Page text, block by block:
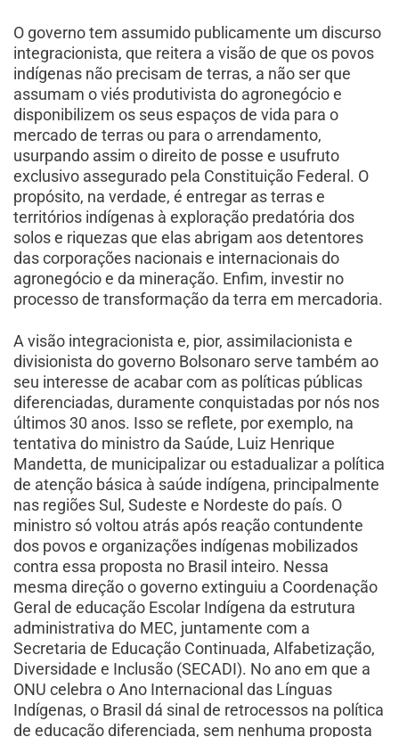
O governo tem assumido publicamente um discurso
integracionista, que reitera a visão de que os povos
indígenas não precisam de terras, a não ser que
assumam o viés produtivista do agronegócio e
disponibilizem os seus espaços de vida para o
mercado de terras ou para o arrendamento,
usurpando assim o direito de posse e usufruto
exclusivo assegurado pela Constituição Federal. O
propósito, na verdade, é entregar as terras e
territórios indígenas à exploração predatória dos
solos e riquezas que elas abrigam aos detentores
das corporações nacionais e internacionais do
agronegócio e da mineração. Enfim, investir no
processo de transformação da terra em mercadoria.
A visão integracionista e, pior, assimilacionista e
divisionista do governo Bolsonaro serve também ao
seu interesse de acabar com as políticas públicas
diferenciadas, duramente conquistadas por nós nos
últimos 30 anos. Isso se reflete, por exemplo, na
tentativa do ministro da Saúde, Luiz Henrique
Mandetta, de municipalizar ou estadualizar a política
de atenção básica à saúde indígena, principalmente
nas regiões Sul, Sudeste e Nordeste do país. O
ministro só voltou atrás após reação contundente
dos povos e organizações indígenas mobilizados
contra essa proposta no Brasil inteiro. Nessa
mesma direção o governo extinguiu a Coordenação
Geral de educação Escolar Indígena da estrutura
administrativa do MEC, juntamente com a
Secretaria de Educação Continuada, Alfabetização,
Diversidade e Inclusão (SECADI). No ano em que a
ONU celebra o Ano Internacional das Línguas
Indígenas, o Brasil dá sinal de retrocessos na política
de educação diferenciada, sem nenhuma proposta